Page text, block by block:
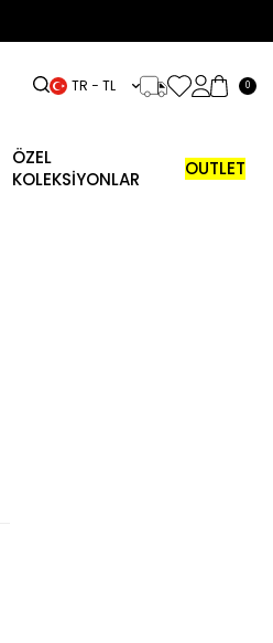
TR − TL 0
ÖZEL
KOLEKSİYONLAR
OUTLET